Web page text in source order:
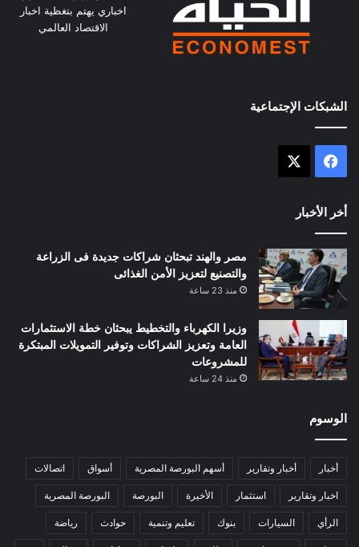
اخباري يهتم بتغظية اخبار
الاقتصاد العالمي
الشبكات الإجتماعية
فيسبوك
أخر الأخبار
مصر والهند تبحثان شراكات جديدة فى الزراعة
والتصنيع لتعزيز الأمن الغذائى
منذ 23 ساعة
وزيرا الكهرباء والتخطيط يبحثان خطة الاستثمارات
العامة وتعزيز الشراكات وتوفير التمويلات المبتكرة
للمشروعات
منذ 24 ساعة
الوسوم
أخبار أخبار وتقارير أسهم البورصة المصرية أسواق اتصالات
اخبار وتقارير استثمار الأخيرة البورصة البورصة المصرية
الرأي السيارات بنوك تعليم وتنمية حوادث رياضة